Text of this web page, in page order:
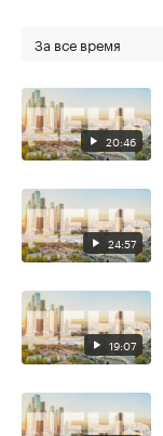
За все время
20:46
24:57
19:07